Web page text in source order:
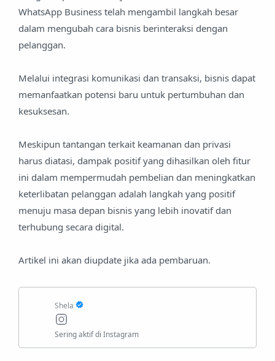
WhatsApp Business telah mengambil langkah besar
dalam mengubah cara bisnis berinteraksi dengan
pelanggan.
Melalui integrasi komunikasi dan transaksi, bisnis dapat
memanfaatkan potensi baru untuk pertumbuhan dan
kesuksesan.
Meskipun tantangan terkait keamanan dan privasi
harus diatasi, dampak positif yang dihasilkan oleh fitur
ini dalam mempermudah pembelian dan meningkatkan
keterlibatan pelanggan adalah langkah yang positif
menuju masa depan bisnis yang lebih inovatif dan
terhubung secara digital.
Artikel ini akan diupdate jika ada pembaruan.